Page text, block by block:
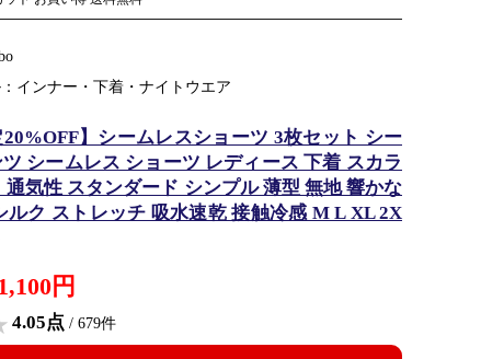
インナー・下着・ナイトウエア
20%OFF】シームレスショーツ 3枚セット シー
シームレス ショーツ レディース 下着 スカラ
通気性 スタンダード シンプル 薄型 無地 響かな
ルク ストレッチ 吸水速乾 接触冷感 M L XL 2X
円
4.05点 / 679件